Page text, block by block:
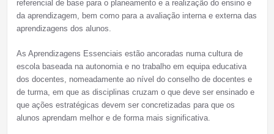
referencial de base para o planeamento e a realização do ensino e
da aprendizagem, bem como para a avaliação interna e externa das
aprendizagens dos alunos.
As Aprendizagens Essenciais estão ancoradas numa cultura de
escola baseada na autonomia e no trabalho em equipa educativa
dos docentes, nomeadamente ao nível do conselho de docentes e
de turma, em que as disciplinas cruzam o que deve ser ensinado e
que ações estratégicas devem ser concretizadas para que os
alunos aprendam melhor e de forma mais significativa.